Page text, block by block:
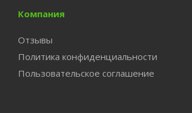
Компания
Отзывы
Политика конфиденциальности
Пользовательское соглашение